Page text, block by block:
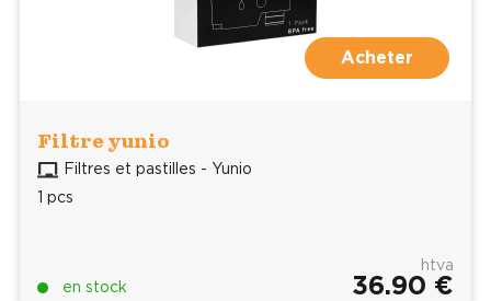
Acheter
Filtre yunio
Filtres et pastilles - Yunio
1 pcs
en stock
htva
36.90 €